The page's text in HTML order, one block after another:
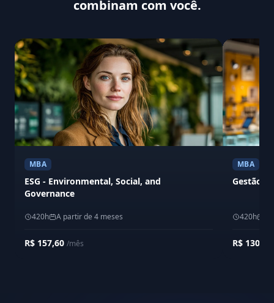
combinam com você.
MBA
ESG - Environmental, Social, and
Governance
420h A partir de 4 meses
R$ 157,60 /mês
MBA
Gestão
420h
R$ 130,00